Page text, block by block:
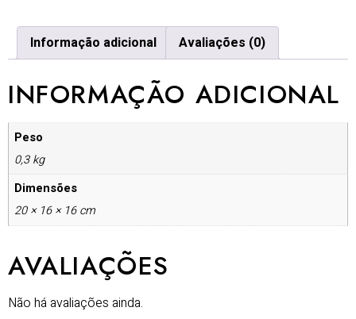
Informação adicional Avaliações (0)
INFORMAÇÃO ADICIONAL
Peso
0,3 kg
Dimensões
20 × 16 × 16 cm
AVALIAÇÕES
Não há avaliações ainda.